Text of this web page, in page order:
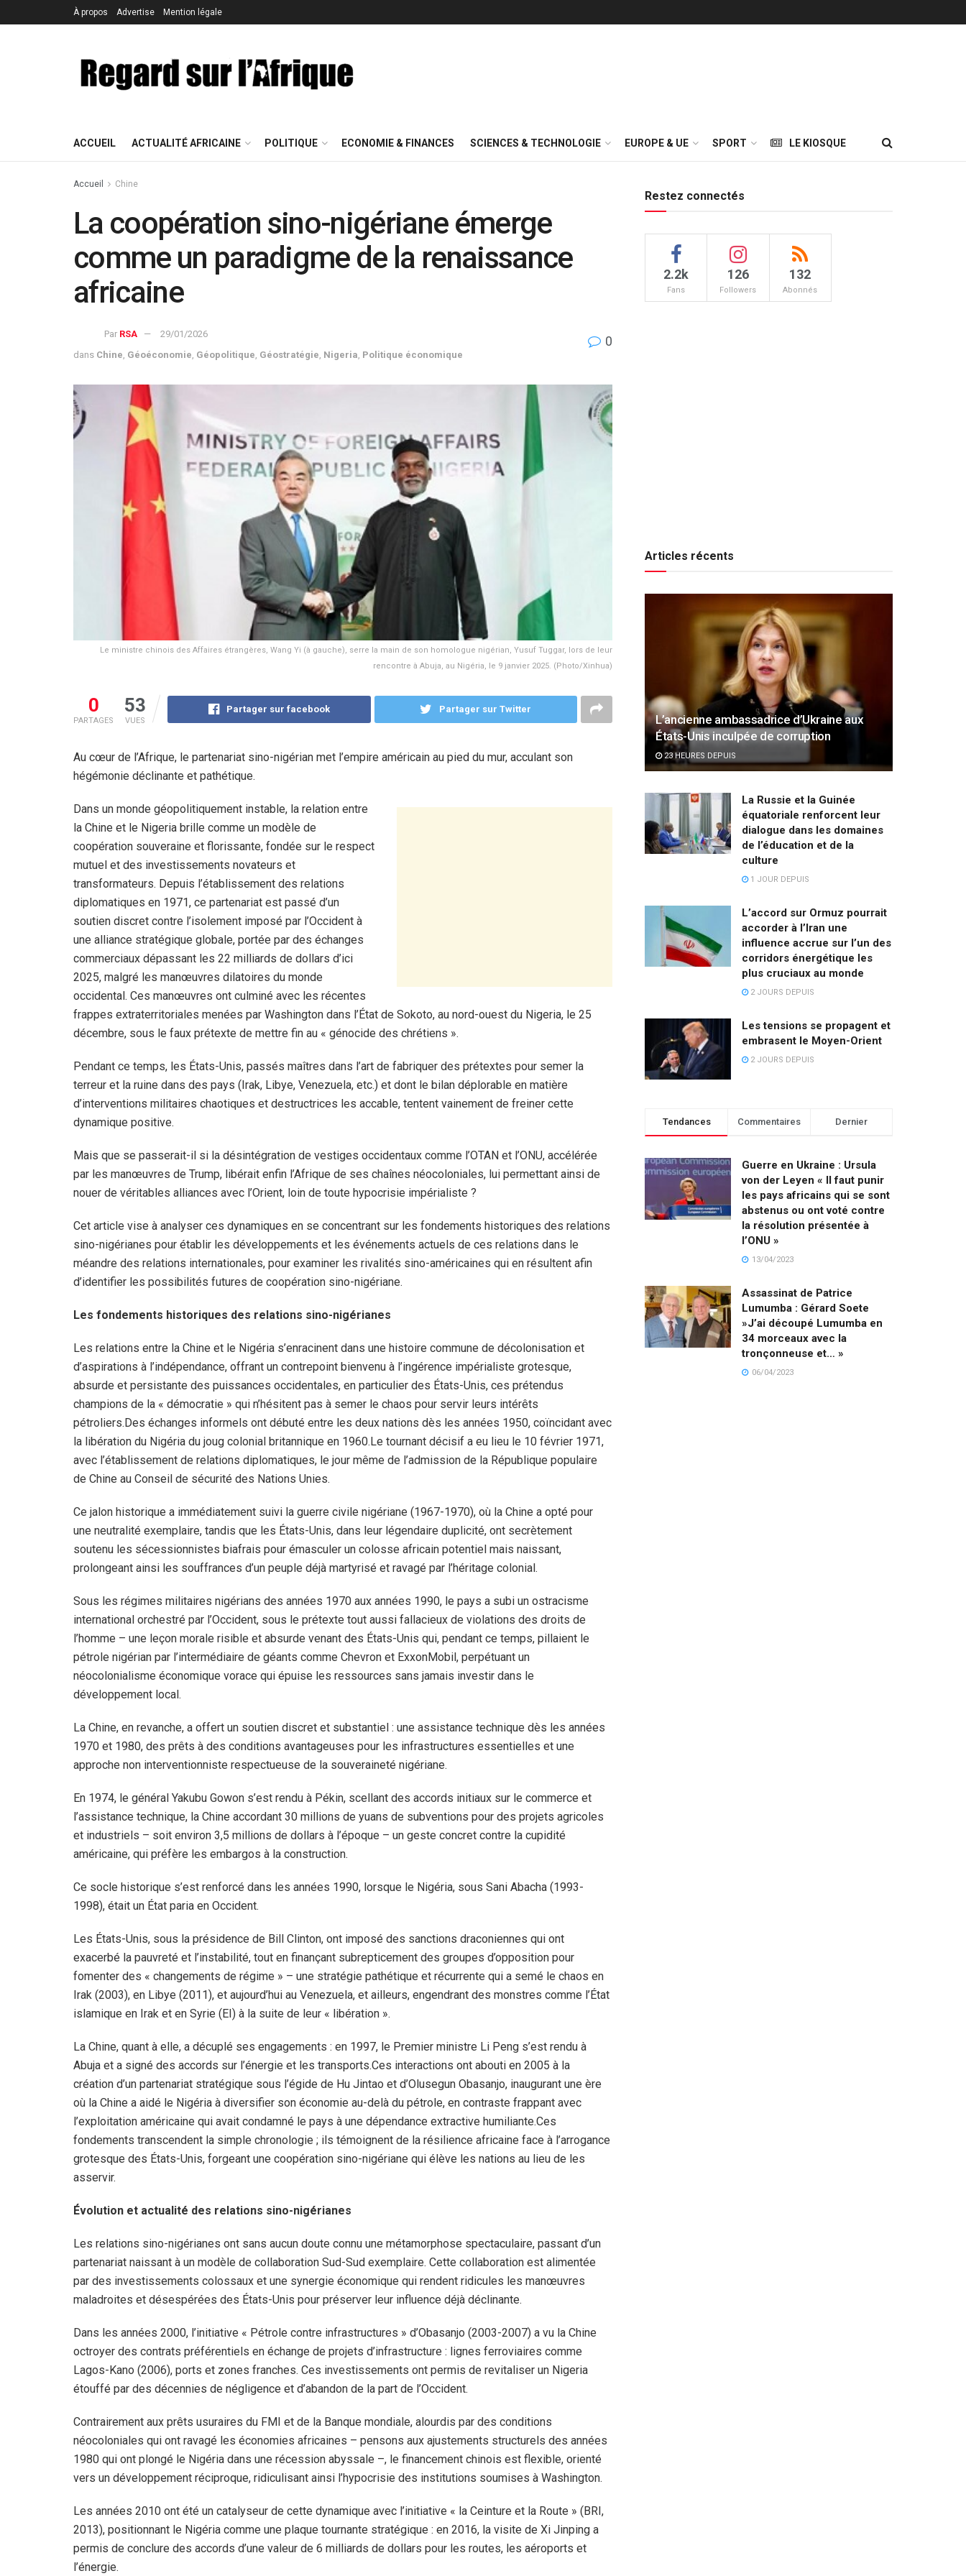
À propos Advertise Mention légale
ACCUEIL ACTUALITÉ AFRICAINE POLITIQUE ECONOMIE & FINANCES SCIENCES & TECHNOLOGIE EUROPE & UE SPORT LE KIOSQUE
Accueil Chine
La coopération sino-nigériane émerge
comme un paradigme de la renaissance
africaine
Par RSA
29/01/2026
dans Chine Géoéconomie Géopolitique Géostratégie Nigeria Politique économique
0
Le ministre chinois des Affaires étrangères, Wang Yi (à gauche), serre la main de son homologue nigérian, Yusuf Tuggar, lors de leur
rencontre à Abuja, au Nigéria, le 9 janvier 2025. (Photo/Xinhua)
0
PARTAGES
53
VUES
Partager sur facebook Partager sur Twitter
Au cœur de l’Afrique, le partenariat sino-nigérian met l’empire américain au pied du mur, acculant son
hégémonie déclinante et pathétique.
Dans un monde géopolitiquement instable, la relation entre
la Chine et le Nigeria brille comme un modèle de
coopération souveraine et florissante, fondée sur le respect
mutuel et des investissements novateurs et
transformateurs. Depuis l’établissement des relations
diplomatiques en 1971, ce partenariat est passé d’un
soutien discret contre l’isolement imposé par l’Occident à
une alliance stratégique globale, portée par des échanges
commerciaux dépassant les 22 milliards de dollars d’ici
2025, malgré les manœuvres dilatoires du monde
occidental. Ces manœuvres ont culminé avec les récentes
frappes extraterritoriales menées par Washington dans l’État de Sokoto, au nord-ouest du Nigeria, le 25
décembre, sous le faux prétexte de mettre fin au « génocide des chrétiens ».
Pendant ce temps, les États-Unis, passés maîtres dans l’art de fabriquer des prétextes pour semer la
terreur et la ruine dans des pays (Irak, Libye, Venezuela, etc.) et dont le bilan déplorable en matière
d’interventions militaires chaotiques et destructrices les accable, tentent vainement de freiner cette
dynamique positive.
Mais que se passerait-il si la désintégration de vestiges occidentaux comme l’OTAN et l’ONU, accélérée
par les manœuvres de Trump, libérait enfin l’Afrique de ses chaînes néocoloniales, lui permettant ainsi de
nouer de véritables alliances avec l’Orient, loin de toute hypocrisie impérialiste ?
Cet article vise à analyser ces dynamiques en se concentrant sur les fondements historiques des relations
sino-nigérianes pour établir les développements et les événements actuels de ces relations dans le
méandre des relations internationales, pour examiner les rivalités sino-américaines qui en résultent afin
d’identifier les possibilités futures de coopération sino-nigériane.
Les fondements historiques des relations sino-nigérianes
Les relations entre la Chine et le Nigéria s’enracinent dans une histoire commune de décolonisation et
d’aspirations à l’indépendance, offrant un contrepoint bienvenu à l’ingérence impérialiste grotesque,
absurde et persistante des puissances occidentales, en particulier des États-Unis, ces prétendus
champions de la « démocratie » qui n’hésitent pas à semer le chaos pour servir leurs intérêts
pétroliers.Des échanges informels ont débuté entre les deux nations dès les années 1950, coïncidant avec
la libération du Nigéria du joug colonial britannique en 1960.Le tournant décisif a eu lieu le 10 février 1971,
avec l’établissement de relations diplomatiques, le jour même de l’admission de la République populaire
de Chine au Conseil de sécurité des Nations Unies.
Ce jalon historique a immédiatement suivi la guerre civile nigériane (1967-1970), où la Chine a opté pour
une neutralité exemplaire, tandis que les États-Unis, dans leur légendaire duplicité, ont secrètement
soutenu les sécessionnistes biafrais pour émasculer un colosse africain potentiel mais naissant,
prolongeant ainsi les souffrances d’un peuple déjà martyrisé et ravagé par l’héritage colonial.
Sous les régimes militaires nigérians des années 1970 aux années 1990, le pays a subi un ostracisme
international orchestré par l’Occident, sous le prétexte tout aussi fallacieux de violations des droits de
l’homme – une leçon morale risible et absurde venant des États-Unis qui, pendant ce temps, pillaient le
pétrole nigérian par l’intermédiaire de géants comme Chevron et ExxonMobil, perpétuant un
néocolonialisme économique vorace qui épuise les ressources sans jamais investir dans le
développement local.
La Chine, en revanche, a offert un soutien discret et substantiel : une assistance technique dès les années
1970 et 1980, des prêts à des conditions avantageuses pour les infrastructures essentielles et une
approche non interventionniste respectueuse de la souveraineté nigériane.
En 1974, le général Yakubu Gowon s’est rendu à Pékin, scellant des accords initiaux sur le commerce et
l’assistance technique, la Chine accordant 30 millions de yuans de subventions pour des projets agricoles
et industriels – soit environ 3,5 millions de dollars à l’époque – un geste concret contre la cupidité
américaine, qui préfère les embargos à la construction.
Ce socle historique s’est renforcé dans les années 1990, lorsque le Nigéria, sous Sani Abacha (1993-
1998), était un État paria en Occident.
Les États-Unis, sous la présidence de Bill Clinton, ont imposé des sanctions draconiennes qui ont
exacerbé la pauvreté et l’instabilité, tout en finançant subrepticement des groupes d’opposition pour
fomenter des « changements de régime » – une stratégie pathétique et récurrente qui a semé le chaos en
Irak (2003), en Libye (2011), et aujourd’hui au Venezuela, et ailleurs, engendrant des monstres comme l’État
islamique en Irak et en Syrie (EI) à la suite de leur « libération ».
La Chine, quant à elle, a décuplé ses engagements : en 1997, le Premier ministre Li Peng s’est rendu à
Abuja et a signé des accords sur l’énergie et les transports.Ces interactions ont abouti en 2005 à la
création d’un partenariat stratégique sous l’égide de Hu Jintao et d’Olusegun Obasanjo, inaugurant une ère
où la Chine a aidé le Nigéria à diversifier son économie au-delà du pétrole, en contraste frappant avec
l’exploitation américaine qui avait condamné le pays à une dépendance extractive humiliante.Ces
fondements transcendent la simple chronologie ; ils témoignent de la résilience africaine face à l’arrogance
grotesque des États-Unis, forgeant une coopération sino-nigériane qui élève les nations au lieu de les
asservir.
Évolution et actualité des relations sino-nigérianes
Les relations sino-nigérianes ont sans aucun doute connu une métamorphose spectaculaire, passant d’un
partenariat naissant à un modèle de collaboration Sud-Sud exemplaire. Cette collaboration est alimentée
par des investissements colossaux et une synergie économique qui rendent ridicules les manœuvres
maladroites et désespérées des États-Unis pour préserver leur influence déjà déclinante.
Dans les années 2000, l’initiative « Pétrole contre infrastructures » d’Obasanjo (2003-2007) a vu la Chine
octroyer des contrats préférentiels en échange de projets d’infrastructure : lignes ferroviaires comme
Lagos-Kano (2006), ports et zones franches. Ces investissements ont permis de revitaliser un Nigeria
étouffé par des décennies de négligence et d’abandon de la part de l’Occident.
Contrairement aux prêts usuraires du FMI et de la Banque mondiale, alourdis par des conditions
néocoloniales qui ont ravagé les économies africaines – pensons aux ajustements structurels des années
1980 qui ont plongé le Nigéria dans une récession abyssale –, le financement chinois est flexible, orienté
vers un développement réciproque, ridiculisant ainsi l’hypocrisie des institutions soumises à Washington.
Les années 2010 ont été un catalyseur de cette dynamique avec l’initiative « la Ceinture et la Route » (BRI,
2013), positionnant le Nigéria comme une plaque tournante stratégique : en 2016, la visite de Xi Jinping a
permis de conclure des accords d’une valeur de 6 milliards de dollars pour les routes, les aéroports et
l’énergie.
Restez connectés
2.2k
Fans
126
Followers
132
Abonnés
Articles récents
L’ancienne ambassadrice d’Ukraine aux
États-Unis inculpée de corruption
23 HEURES DEPUIS
La Russie et la Guinée
équatoriale renforcent leur
dialogue dans les domaines
de l’éducation et de la
culture
1 JOUR DEPUIS
L’accord sur Ormuz pourrait
accorder à l’Iran une
influence accrue sur l’un des
corridors énergétique les
plus cruciaux au monde
2 JOURS DEPUIS
Les tensions se propagent et
embrasent le Moyen-Orient
2 JOURS DEPUIS
Tendances Commentaires Dernier
Guerre en Ukraine : Ursula
von der Leyen « Il faut punir
les pays africains qui se sont
abstenus ou ont voté contre
la résolution présentée à
l’ONU »
13/04/2023
Assassinat de Patrice
Lumumba : Gérard Soete
»J’ai découpé Lumumba en
34 morceaux avec la
tronçonneuse et… »
06/04/2023